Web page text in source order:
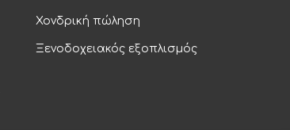
Χονδρική πώληση
Ξενοδοχειακός εξοπλισμός